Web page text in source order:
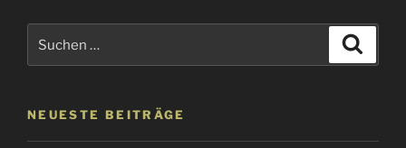
„Warum
ich
mich
mehr
NEUESTE BEITRÄGE